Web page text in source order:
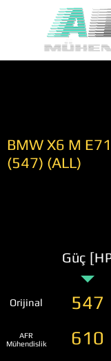
BMW X6 M
(547) (ALL)
Güç
Orijinal 547
AFR
Mühendislik
610